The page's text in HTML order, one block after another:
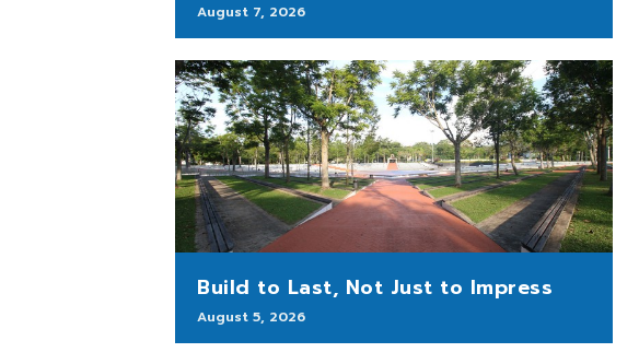
August 7, 2026
Build to Last, Not Just to Impress
August 5, 2026